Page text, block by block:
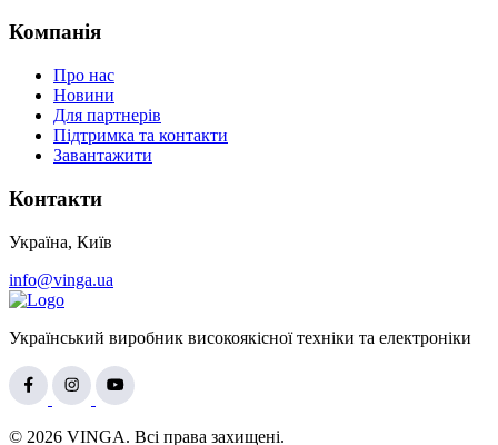
Компанія
Про нас
Новини
Для партнерів
Підтримка та контакти
Завантажити
Контакти
Україна, Київ
info@vinga.ua
Український виробник високоякісної техніки та електроніки
© 2026 VINGA. Всі права захищені.